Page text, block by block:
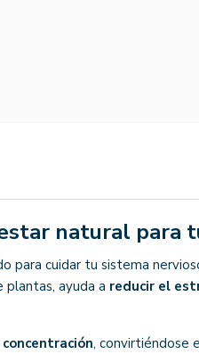
natural para
para cuidar tu sistema
ayuda a reducir el
, convirtiéndose